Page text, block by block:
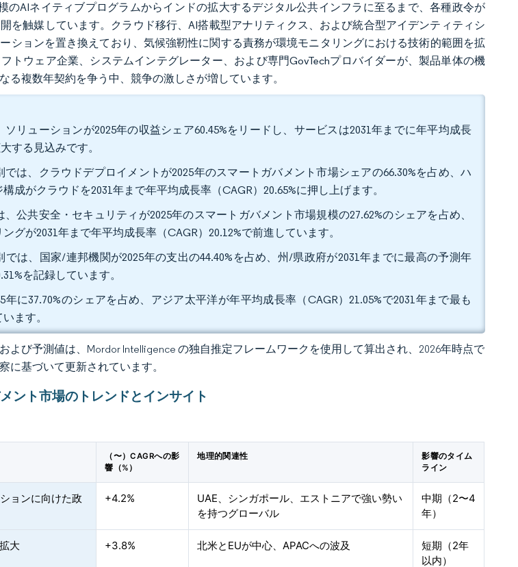
のAIネイティブプログラムからインドの拡大するデジタル公共インフラに至るまで、各種政令が
を触媒しています。クラウド移行、AI搭載型アナリティクス、および統合型アイデンティティシ
ションを置き換えており、気候強靭性に関する責務が環境モニタリングにおける技術的範囲を拡
トウェア企業、システムインテグレーター、および専門GovTechプロバイダーが、製品単体の機
る複数年契約を争う中、競争の激しさが増しています。
リューションが2025年の収益シェア60.45%をリードし、サービスは2031年までに年平均成長
する見込みです。
は、クラウドデプロイメントが2025年のスマートガバメント市場シェアの66.30%を占め、ハ
成がクラウドを2031年まで年平均成長率（CAGR）20.65%に押し上げます。
公共安全・セキュリティが2025年のスマートガバメント市場規模の27.62%のシェアを占め、
グが2031年まで年平均成長率（CAGR）20.12%で前進しています。
は、国家/連邦機関が2025年の支出の44.40%を占め、州/県政府が2031年までに最高の予測年
を記録しています。
に37.70%のシェアを占め、アジア太平洋が年平均成長率（CAGR）21.05%で2031年まで最も
ます。
よび予測値は、Mordor Intelligence の独自推定フレームワークを使用して算出され、2026年時点で
に基づいて更新されています。
ント市場のトレンドとインサイト
（〜）CAGRへの影
響（%）
地理的関連性
影響のタイム
ライン
ョンに向けた政
+4.2%
UAE、シンガポール、エストニアで強い勢い
を持つグローバル
中期（2〜4
年）
大 +3.8% 北米とEUが中心、APACへの波及
短期（2年
以内）